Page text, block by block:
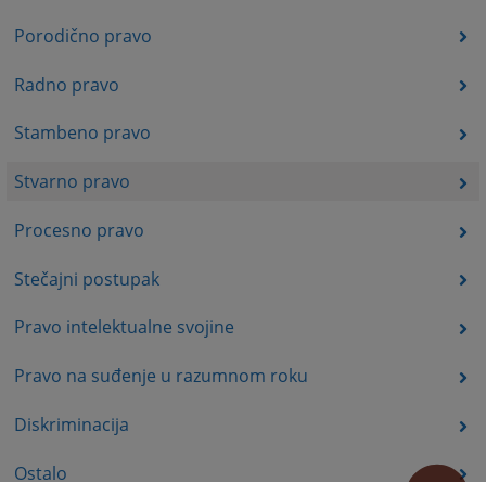
Porodično pravo
Radno pravo
Stambeno pravo
Stvarno pravo
Procesno pravo
Stečajni postupak
Pravo intelektualne svojine
Pravo na suđenje u razumnom roku
Diskriminacija
Ostalo